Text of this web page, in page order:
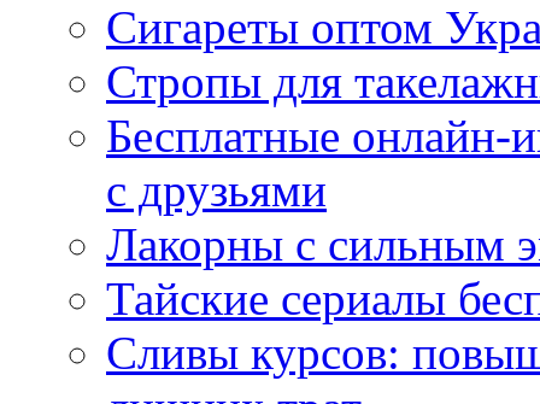
Сигареты оптом
Стропы для
Бесплатные
с друзьями
Лакорны с сильным
Тайские сериалы
Сливы курсов: